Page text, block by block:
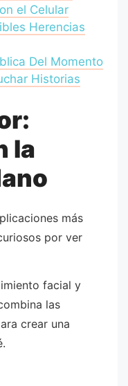
el Celular
Herencias
Del Momento
Historias
la
más
por ver
facial y
las
crear una